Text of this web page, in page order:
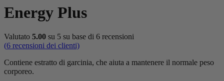
Energy Plus
Valutato 5.00 su 5 su base di 6 recensioni
(6 recensioni dei clienti)
Contiene estratto di garcinia, che aiuta a mantenere il normale peso
corporeo.